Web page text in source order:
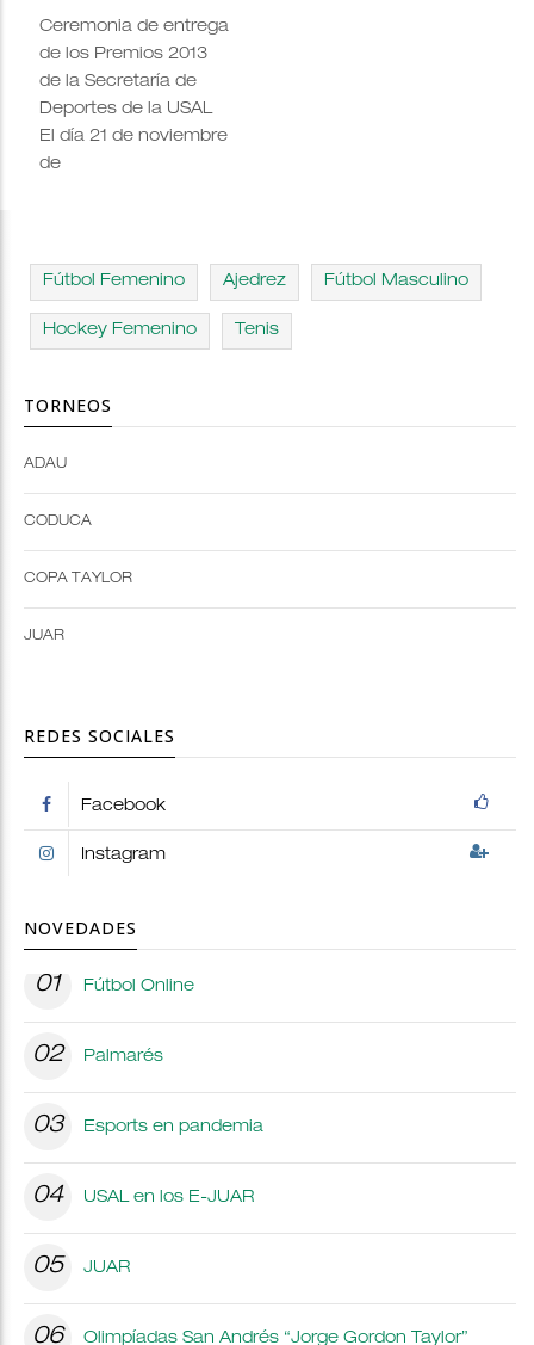
Ceremonia de entrega
de los Premios 2013
de la Secretaría de
Deportes de la USAL
El día 21 de noviembre
de
Fútbol Femenino Ajedrez Fútbol Masculino
Hockey Femenino Tenis
TORNEOS
Open
Deportes
configuration
options
Open
configuration
options
ADAU
CODUCA
COPA TAYLOR
JUAR
REDES SOCIALES
Facebook
Instagram
NOVEDADES
01 Fútbol Online
02 Palmarés
03 Esports en pandemia
04 USAL en los E-JUAR
05 JUAR
06 Olimpíadas San Andrés “Jorge Gordon Taylor”